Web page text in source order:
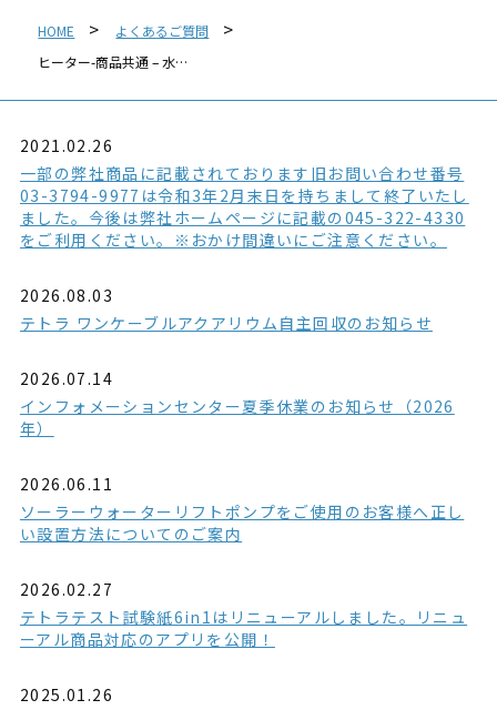
HOME
よくあるご質問
ヒーター-商品共通 – 水…
2021.02.26
一部の弊社商品に記載されております旧お問い合わせ番号
03-3794-9977は令和3年2月末日を持ちまして終了いたし
ました。今後は弊社ホームページに記載の045-322-4330
をご利用ください。※おかけ間違いにご注意ください。
2026.08.03
テトラ ワンケーブルアクアリウム自主回収のお知らせ
2026.07.14
インフォメーションセンター夏季休業のお知らせ（2026
年）
2026.06.11
ソーラーウォーターリフトポンプをご使用のお客様へ正し
い設置方法についてのご案内
2026.02.27
テトラテスト試験紙6in1はリニューアルしました。リニュ
ーアル商品対応のアプリを公開！
2025.01.26